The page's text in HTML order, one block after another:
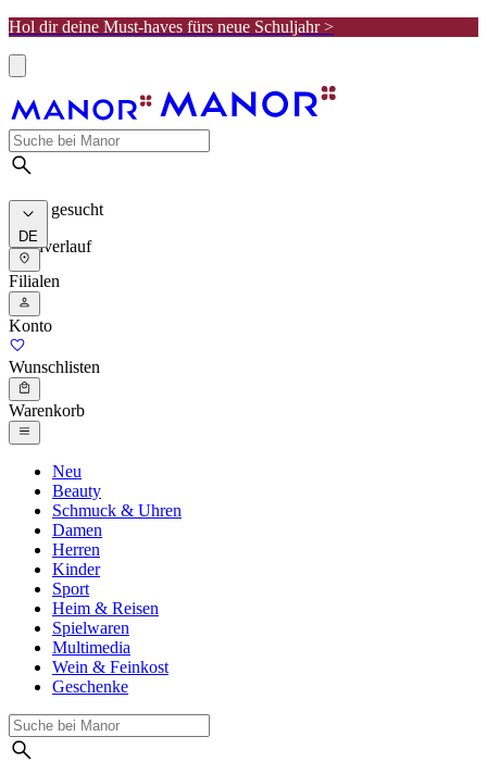
Hol dir deine Must-haves fürs neue Schuljahr >
Meist gesucht
Suchverlauf
DE
Filialen
Konto
Wunschlisten
Warenkorb
Neu
Beauty
Schmuck & Uhren
Damen
Herren
Kinder
Sport
Heim & Reisen
Spielwaren
Multimedia
Wein & Feinkost
Geschenke